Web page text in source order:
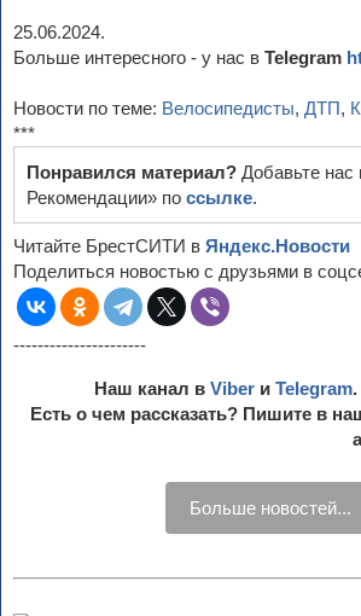
25.06.2024.
Больше интересного - у нас в Telegram
Новости по теме: Велосипедисты, ДТП,
***
Понравился материал? Добавьте нас
Рекомендации» по ссылке.
Читайте БрестСИТИ в Яндекс.Новости
Поделиться новостью с друзьями в
----------------------
Наш канал в Viber и Telegram
Есть о чем рассказать? Пишите в
Больше новостей...